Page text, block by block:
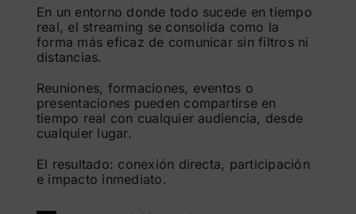
En un entorno donde todo sucede en tiempo
real, el streaming se consolida como la
forma más eficaz de comunicar sin filtros ni
distancias.
Reuniones, formaciones, eventos o
presentaciones pueden compartirse en
tiempo real con cualquier audiencia, desde
cualquier lugar.
El resultado: conexión directa, participación
e impacto inmediato.